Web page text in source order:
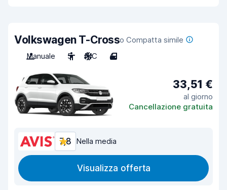
Volkswagen T-Crosso Compatta simile
Manuale
5 A/C 4
33,51 €
al giorno
Cancellazione gratuita
7,8 Nella media
Visualizza offerta